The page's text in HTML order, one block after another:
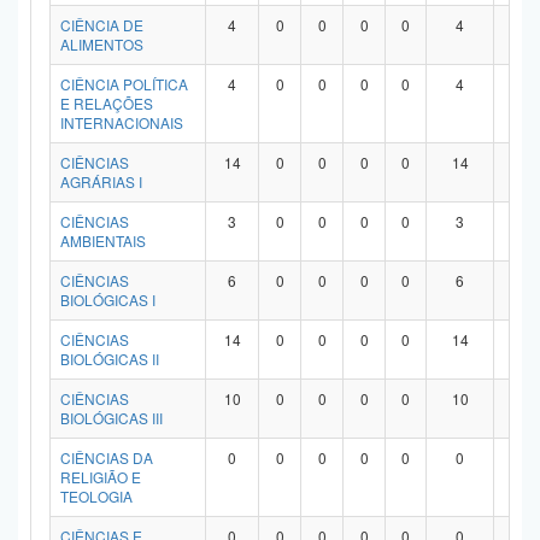
CIÊNCIA DE
ALIMENTOS
4 0 0 0 0 4
CIÊNCIA POLÍTICA
E RELAÇÕES
INTERNACIONAIS
4 0 0 0 0 4
CIÊNCIAS
AGRÁRIAS I
14 0 0 0 0 14
CIÊNCIAS
AMBIENTAIS
3 0 0 0 0 3
CIÊNCIAS
BIOLÓGICAS I
6 0 0 0 0 6
CIÊNCIAS
BIOLÓGICAS II
14 0 0 0 0 14
CIÊNCIAS
BIOLÓGICAS III
10 0 0 0 0 10
CIÊNCIAS DA
RELIGIÃO E
TEOLOGIA
0 0 0 0 0 0
CIÊNCIAS E 0 0 0 0 0 0